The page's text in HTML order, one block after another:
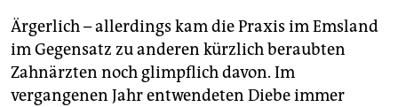
verlag
verlag
veranstaltungen
Ärgerlich – allerdings kam die Praxis im Emsland
im Gegensatz zu anderen kürzlich beraubten
Zahnärzten noch glimpflich davon. Im
vergangenen Jahr entwendeten Diebe immer